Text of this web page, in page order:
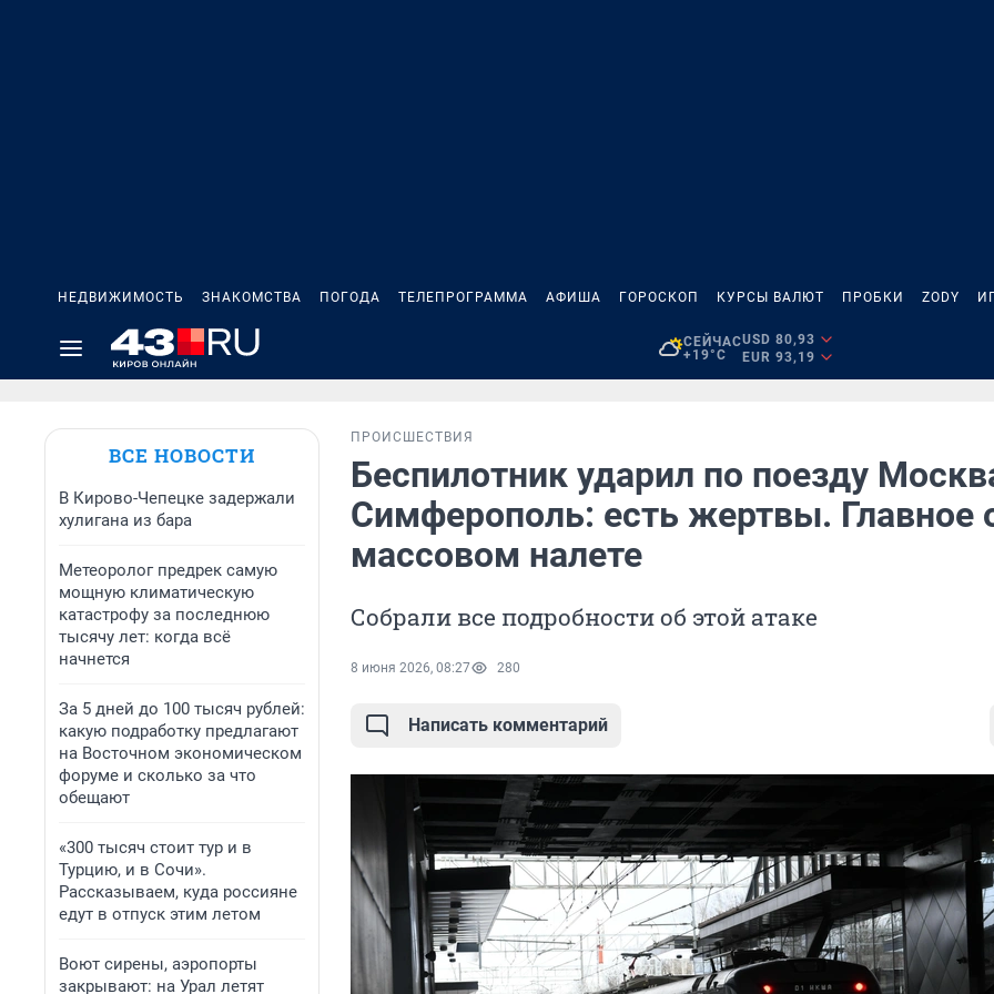
НЕДВИЖИМОСТЬ ЗНАКОМСТВА ПОГОДА ТЕЛЕПРОГРАММА АФИША ГОРОСКОП КУРСЫ ВАЛЮТ ПРОБКИ ZODY
СЕЙЧАС
+19°C
USD 80,93
EUR 93,19
ВСЕ НОВОСТИ
В Кирово-Чепецке задержали
хулигана из бара
Метеоролог предрек самую
мощную климатическую
катастрофу за последнюю
тысячу лет: когда всё
начнется
За 5 дней до 100 тысяч рублей:
какую подработку предлагают
на Восточном экономическом
форуме и сколько за что
обещают
«300 тысяч стоит тур и в
Турцию, и в Сочи».
Рассказываем, куда россияне
едут в отпуск этим летом
Воют сирены, аэропорты
закрывают: на Урал летят
ПРОИСШЕСТВИЯ
Беспилотник ударил по поезду
Симферополь: есть жертвы. Главное
массовом налете
Собрали все подробности об этой атаке
8 июня 2026, 08:27 280
Написать комментарий